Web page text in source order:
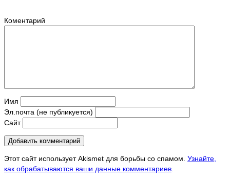
Коментарий
Имя
Эл.почта (не публикуется)
Сайт
Этот сайт использует Akismet для борьбы со спамом. Узнайте,
как обрабатываются ваши данные комментариев